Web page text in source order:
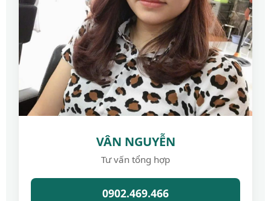
VÂN NGUYỄN
Tư vấn tổng hợp
0902.469.466